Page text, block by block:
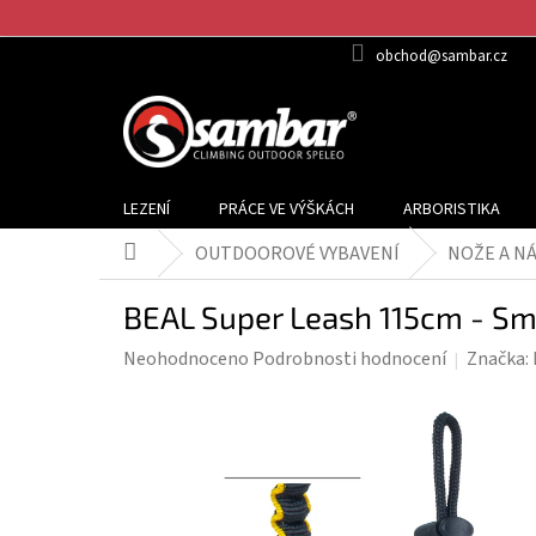
na
obchod@sambar.cz
LEZENÍ PRÁCE VE VÝŠKÁCH ARBORISTIKA
Domů OUTDOOROVÉ VYBAVENÍ NOŽE A
BEAL Super Leash 115cm -
Průměrné
Neohodnoceno Podrobnosti hodnocení Značka: